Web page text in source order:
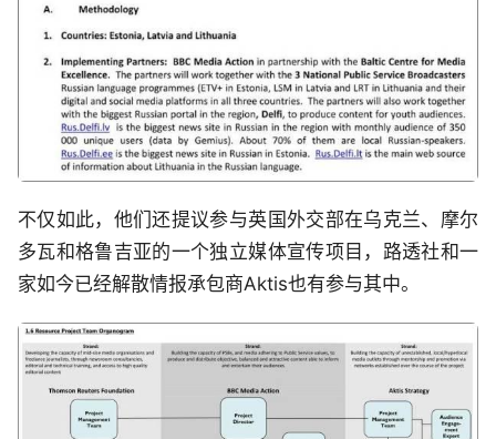
不仅如此，他们还提议参与英国外交部在乌克兰、摩尔
多瓦和格鲁吉亚的一个独立媒体宣传项目，路透社和一
家如今已经解散情报承包商Aktis也有参与其中。